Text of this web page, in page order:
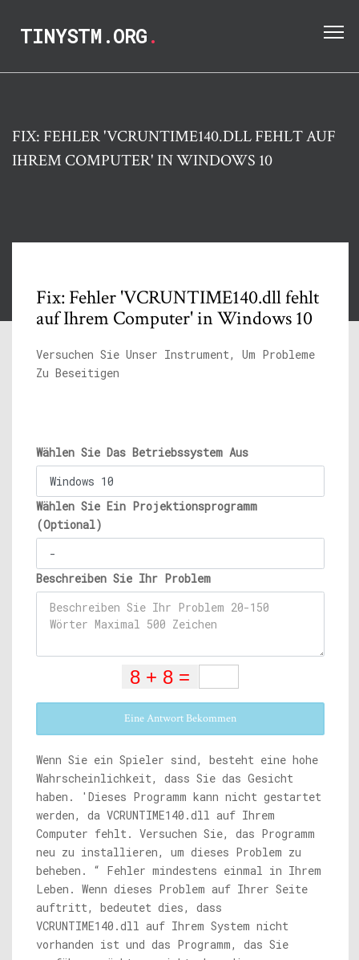
TINYSTM.ORG.
FIX: FEHLER 'VCRUNTIME140.DLL FEHLT AUF
IHREM COMPUTER' IN WINDOWS 10
Fix: Fehler 'VCRUNTIME140.dll fehlt
auf Ihrem Computer' in Windows 10
Versuchen Sie Unser Instrument, Um Probleme
Zu Beseitigen
Wählen Sie Das Betriebssystem Aus
Wählen Sie Ein Projektionsprogramm
(Optional)
Beschreiben Sie Ihr Problem
Eine Antwort Bekommen
Wenn Sie ein Spieler sind, besteht eine hohe
Wahrscheinlichkeit, dass Sie das Gesicht
haben. 'Dieses Programm kann nicht gestartet
werden, da VCRUNTIME140.dll auf Ihrem
Computer fehlt. Versuchen Sie, das Programm
neu zu installieren, um dieses Problem zu
beheben. “ Fehler mindestens einmal in Ihrem
Leben. Wenn dieses Problem auf Ihrer Seite
auftritt, bedeutet dies, dass
VCRUNTIME140.dll auf Ihrem System nicht
vorhanden ist und das Programm, das Sie